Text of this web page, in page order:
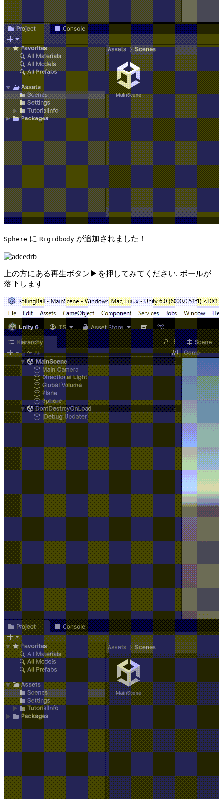
Sphere に Rigidbody が追加されました！
上の方にある再生ボタン▶を押してみてください. ボールが
落下します.